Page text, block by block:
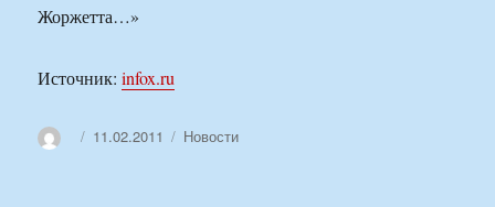
Жоржетта…»
Источник:infox.ru
АвторОпубликовано
11.02.2011 Рубрики
Новости